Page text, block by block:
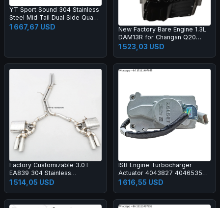
YT Sport Sound 304 Stainless
Steel Mid Tail Dual Side Quad
Exhaust with Electronic Valve
for Porsche Cayenne 958
1 667,67 USD
New Factory Bare Engine 1.3L
DAM13R for Changan Q20
Chana T20 Hafei Zhongyi
Junyi Engine Long Block
1 523,03 USD
Factory Customizable 3.0T
EA839 304 Stainless
Steel/Titanium Valved Exhaust
System Designed Specifically
1 514,05 USD
ISB Engine Turbocharger
Actuator 4043827 4046535
0451105 for Pickup Truck Ram
2500 3500 2007-2009 New
1 616,55 USD